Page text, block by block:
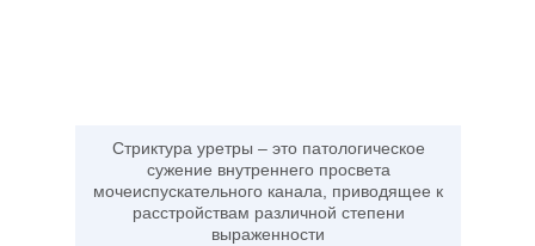
Стриктура уретры – это патологическое
сужение внутреннего просвета
мочеиспускательного канала, приводящее к
расстройствам различной степени
выраженности